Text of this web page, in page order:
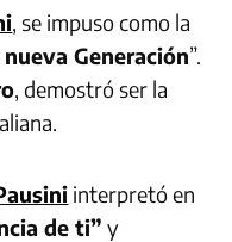
, se impuso como la
nueva Generación”.
, demostró ser la
interpretó en
de ti”y